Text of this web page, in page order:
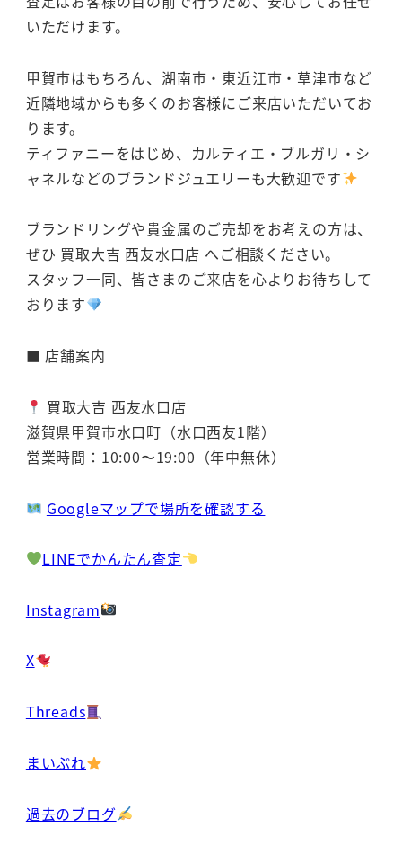
いただけます。
甲賀市はもちろん、湖南市・東近江市・草津市など
近隣地域からも多くのお客様にご来店いただいてお
ります。
ティファニーをはじめ、カルティエ・ブルガリ・シ
ャネルなどのブランドジュエリーも大歓迎です
ブランドリングや貴金属のご売却をお考えの方は、
ぜひ 買取大吉 西友水口店 へご相談ください。
スタッフ一同、皆さまのご来店を心よりお待ちして
おります
■ 店舗案内
買取大吉 西友水口店
滋賀県甲賀市水口町（水口西友1階）
営業時間：10:00〜19:00（年中無休）
Googleマップで場所を確認する
LINEでかんたん査定
Instagram
X
Threads
まいぷれ
過去のブログ